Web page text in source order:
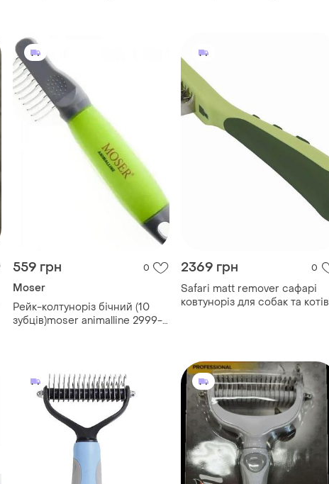
559 грн 0
Moser
Рейк-колтуноріз бічний (10
зубців)moser animalline 2999-
2369 грн 0
Safari matt remover сафарі
ковтуноріз для собак та котів